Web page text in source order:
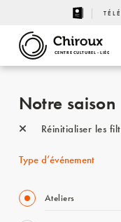
CENTRE CULTUREL - LIÈGE
Notre saison
Réinitialiser les
Type d’événement
Ateliers